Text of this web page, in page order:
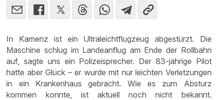
In Kamenz ist ein Ultraleichtflugzeug abgestürzt. Die
Maschine schlug im Landeanflug am Ende der Rollbahn
auf, sagte uns ein Polizeisprecher. Der 83-jährige Pilot
hatte aber Glück – er wurde mit nur leichten Verletzungen
in ein Krankenhaus gebracht. Wie es zum Absturz
kommen konnte, ist aktuell noch nicht bekannt.